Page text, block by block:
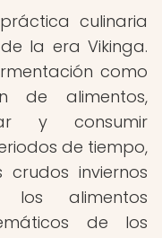
culinaria
la era Vikinga.
como
de alimentos,
y consumir
de tiempo,
inviernos
los alimentos
de los